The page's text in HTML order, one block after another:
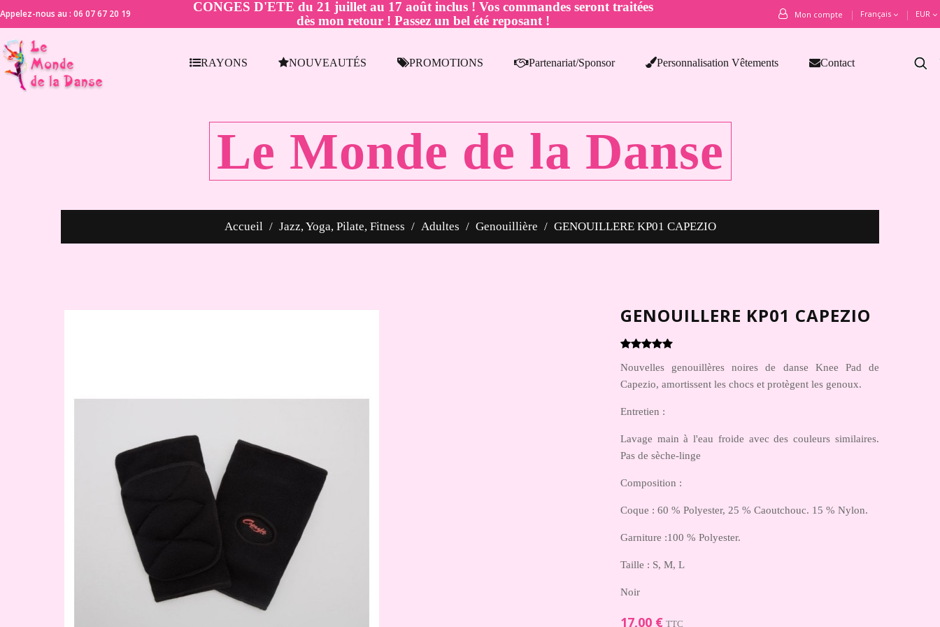
Appelez-nous au : 06 07 67 20 19
CONGES D'ETE du 21 juillet au 17 août inclus ! Vos commandes seront traitées
dès mon retour ! Passez un bel été reposant !
Mon compte Français EUR
RAYONS NOUVEAUTÉS PROMOTIONS Partenariat/Sponsor Personnalisation Vêtements Contact
Le Monde de la Danse
Accueil Jazz, Yoga, Pilate, Fitness Adultes Genouillière GENOUILLERE KP01 CAPEZIO
GENOUILLERE KP01 CAPEZIO
Nouvelles genouillères noires de danse Knee Pad de
Capezio, amortissent les chocs et protègent les genoux.
Entretien :
Lavage main à l'eau froide avec des couleurs similaires.
Pas de sèche-linge
Composition :
Coque : 60 % Polyester, 25 % Caoutchouc. 15 % Nylon.
Garniture :100 % Polyester.
Taille : S, M, L
Noir
17,00 € TTC